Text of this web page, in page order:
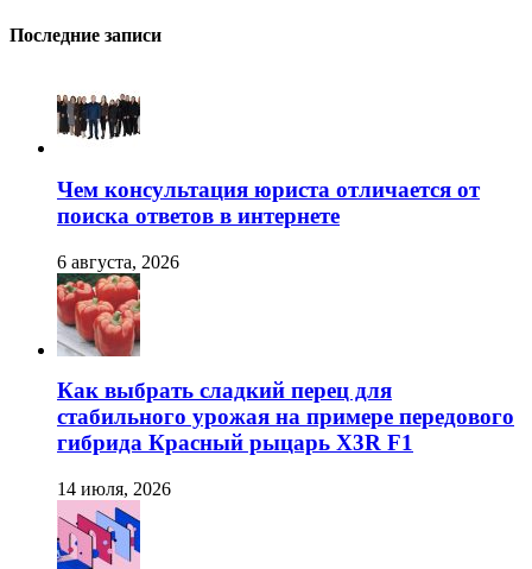
Последние записи
Чем консультация юриста отличается от
поиска ответов в интернете
6 августа, 2026
Как выбрать сладкий перец для
стабильного урожая на примере передового
гибрида Красный рыцарь X3R F1
14 июля, 2026